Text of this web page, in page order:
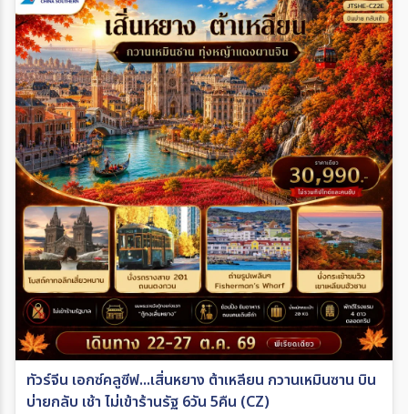
ทัวร์จีน เอกซ์คลูซีฟ...เสิ่นหยาง ต้าเหลียน กวานเหมินซาน บิน
บ่ายกลับ เช้า ไม่เข้าร้านรัฐ 6วัน 5คืน (CZ)